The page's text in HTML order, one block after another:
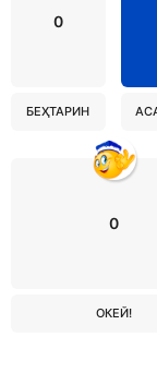
0
БЕҲТАРИН
0
ОКЕЙ!